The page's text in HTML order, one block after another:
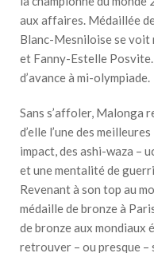
aux affaires. Médaillée
Blanc-Mesniloise se voit
et Fanny-Estelle
d’avance à mi-olympiade.
Sans s’affoler, Malonga
d’elle l’une des
impact, des ashi-waza –
et une mentalité de
Revenant à son top au
médaille de bronze à
de bronze aux mondiaux
retrouver – ou presque –